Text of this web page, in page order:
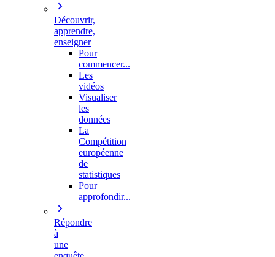
Découvrir,
apprendre,
enseigner
Pour
commencer...
Les
vidéos
Visualiser
les
données
La
Compétition
européenne
de
statistiques
Pour
approfondir...
Répondre
à
une